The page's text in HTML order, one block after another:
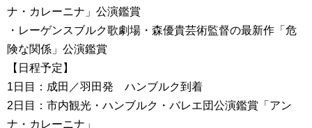
ナ・カレーニナ」公演鑑賞
・レーゲンスブルク歌劇場・森優貴芸術監督の最新作「危
険な関係」公演鑑賞
【日程予定】
1日目：成田／羽田発 ハンブルク到着
2日目：市内観光・ハンブルク・バレエ団公演鑑賞「アン
ナ・カレーニナ」